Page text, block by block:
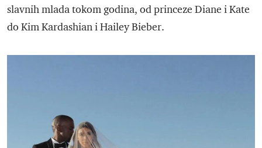
slavnih mlada tokom godina, od princeze Diane i Kate
do Kim Kardashian i Hailey Bieber.